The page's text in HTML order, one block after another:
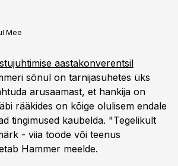
Mee
aastakonverentsil
sõnul on tarnijasuhetes üks
arusaamast, et hankija on
rääkides on kõige olulisem endale
tingimused kaubelda. "Tegelikult
- viia toode või teenus
Hammer meelde.